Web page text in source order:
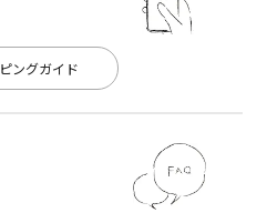
ングガイド